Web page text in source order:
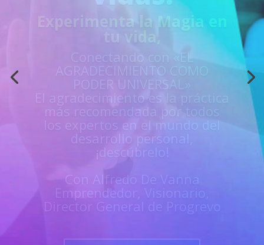
¿Sientes que no estás
preparado para los retos de la
vida?
Aprende «EN VIVO» de los mejores
guías y
maestros y superarte en todas las
áreas de tu vida
Únete y triunfa como un
líder del progreso